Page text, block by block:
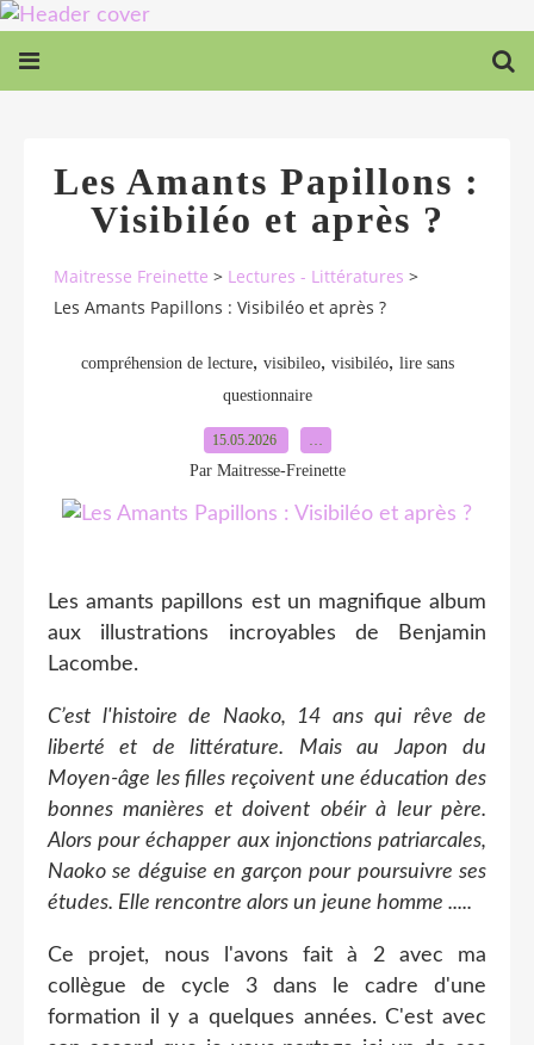
Les Amants Papillons :
Visibiléo et après ?
Maitresse Freinette > Lectures - Littératures >
Les Amants Papillons : Visibiléo et après ?
compréhension de lecture, visibileo, visibiléo, lire sans
questionnaire
15.05.2026
Par Maitresse-Freinette
Les amants papillons est un magnifique album
aux illustrations incroyables de Benjamin
Lacombe.
C’est l'histoire de Naoko, 14 ans qui rêve de
liberté et de littérature. Mais au Japon du
Moyen-âge les filles reçoivent une éducation des
bonnes manières et doivent obéir à leur père.
Alors pour échapper aux injonctions patriarcales,
Naoko se déguise en garçon pour poursuivre ses
études. Elle rencontre alors un jeune homme .....
Ce projet, nous l'avons fait à 2 avec ma
collègue de cycle 3 dans le cadre d'une
formation il y a quelques années. C'est avec